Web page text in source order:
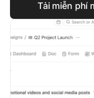
Tải miễn phí